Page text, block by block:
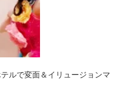
ルで変面＆イリュージョンマ